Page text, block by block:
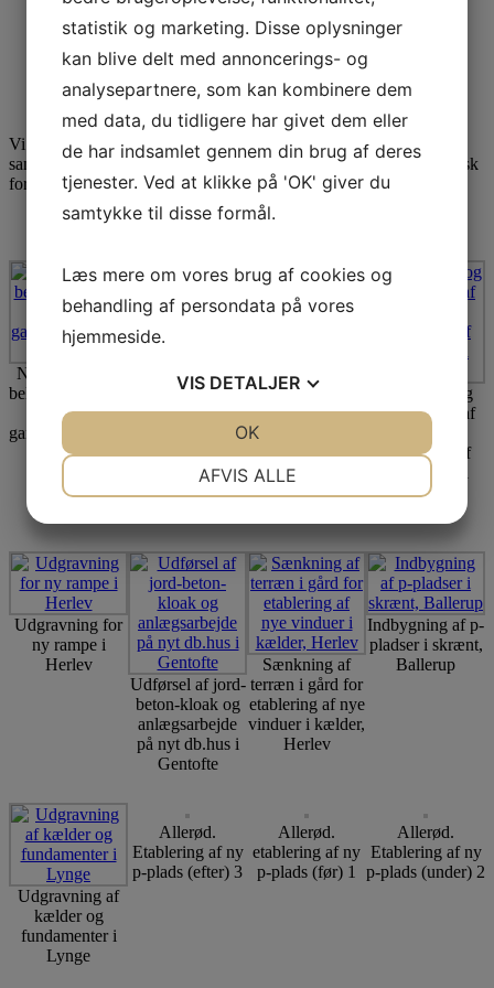
Maskinudlejning med fører, se prisliste
Fortovsrenovering
Byggemodning
Total, hoved og fagentreprise på bygge og anlægsprojekter
Vi råder over egnegravemaskiner, lastbil, komprimeringsmateriel
samt laserudstyr m.m. hvilket sikrer en hurtig, præcis og økonomisk
fordelagtig udførelse for kunden.
Nye trapper og
belægning udført
i
gammelgårdssten,
i Dragør
Belægning med
Holmegårdssten
og haveanlæg på
Arresødal
Privathospital
Ny belægning
grubning,
fræsning, og
planering af
Montering og
indstøbning af
ventilation af
Herlev
Udgravning for
ny rampe i
Herlev
Udførsel af jord-
beton-kloak og
anlægsarbejde
på nyt db.hus i
Gentofte
Sænkning af
terræn i gård for
etablering af nye
vinduer i kælder,
Herlev
Indbygning af p-
pladser i skrænt,
Ballerup
Udgravning af
kælder og
fundamenter i
Lynge
Allerød.
Etablering af ny
p-plads (efter) 3
Allerød.
etablering af ny
p-plads (før) 1
Allerød.
Etablering af ny
p-plads (under) 2
statistik og marketing. Disse oplysninger
kan blive delt med annoncerings- og
analysepartnere, som kan kombinere dem
med data, du tidligere har givet dem eller
de har indsamlet gennem din brug af deres
tjenester. Ved at klikke på 'OK' giver du
samtykke til disse formål.
Læs mere om vores brug af cookies og
behandling af persondata på vores
hjemmeside.
VIS DETALJER
AFVIS ALLE
OK